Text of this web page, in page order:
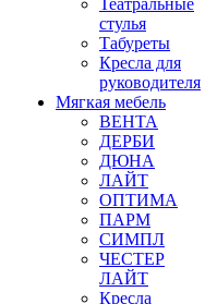
Театральные
стулья
Табуреты
Кресла для
руководителя
Мягкая мебель
ВЕНТА
ДЕРБИ
ДЮНА
ЛАЙТ
ОПТИМА
ПАРМ
СИМПЛ
ЧЕСТЕР
ЛАЙТ
Кресла